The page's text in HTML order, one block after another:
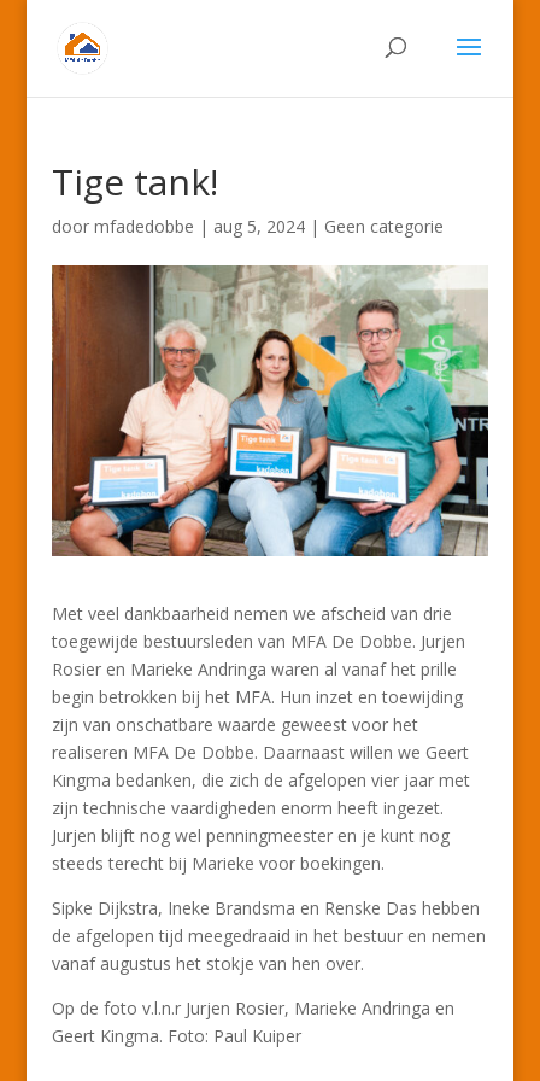
Tige tank!
door mfadedobbe | aug 5, 2024| Geen categorie
Met veel dankbaarheid nemen we afscheid van drie
toegewijde bestuursleden van MFA De Dobbe. Jurjen
Rosier en Marieke Andringa waren al vanaf het prille
begin betrokken bij het MFA. Hun inzet en toewijding
zijn van onschatbare waarde geweest voor het
realiseren MFA De Dobbe. Daarnaast willen we Geert
Kingma bedanken, die zich de afgelopen vier jaar met
zijn technische vaardigheden enorm heeft ingezet.
Jurjen blijft nog wel penningmeester en je kunt nog
steeds terecht bij Marieke voor boekingen.
Sipke Dijkstra, Ineke Brandsma en Renske Das hebben
de afgelopen tijd meegedraaid in het bestuur en nemen
vanaf augustus het stokje van hen over.
Op de foto v.l.n.r Jurjen Rosier, Marieke Andringa en
Geert Kingma. Foto: Paul Kuiper